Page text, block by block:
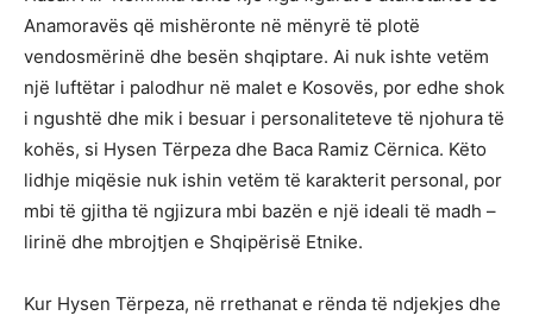
Anamoravës që mishëronte në mënyrë të plotë
vendosmërinë dhe besën shqiptare. Ai nuk ishte vetëm
një luftëtar i palodhur në malet e Kosovës, por edhe shok
i ngushtë dhe mik i besuar i personaliteteve të njohura të
kohës, si Hysen Tërpeza dhe Baca Ramiz Cërnica. Këto
lidhje miqësie nuk ishin vetëm të karakterit personal, por
mbi të gjitha të ngjizura mbi bazën e një ideali të madh –
lirinë dhe mbrojtjen e Shqipërisë Etnike.
Kur Hysen Tërpeza, në rrethanat e rënda të ndjekjes dhe